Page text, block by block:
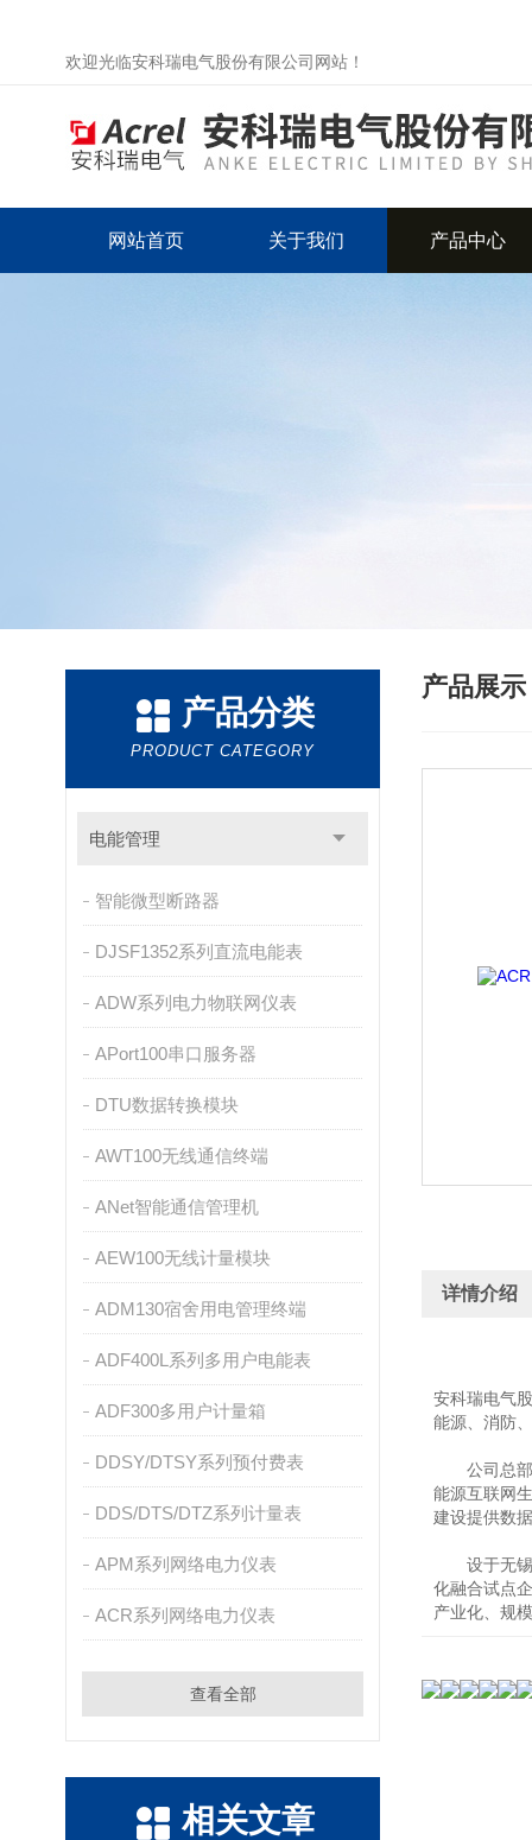
欢迎光临安科瑞电气股份有限公司网站！
网站首页 关于我们 产品中心
产品分类
PRODUCT CATEGORY
电能管理
智能微型断路器
DJSF1352系列直流电能表
ADW系列电力物联网仪表
APort100串口服务器
DTU数据转换模块
AWT100无线通信终端
ANet智能通信管理机
AEW100无线计量模块
ADM130宿舍用电管理终端
ADF400L系列多用户电能表
ADF300多用户计量箱
DDSY/DTSY系列预付费表
DDS/DTS/DTZ系列计量表
APM系列网络电力仪表
ACR系列网络电力仪表
查看全部
相关文章
产品展示
详情介绍
安科瑞电气
能源、消防
公司总部
能源互联网
建设提供数
设于无锡
化融合试点
产业化、规